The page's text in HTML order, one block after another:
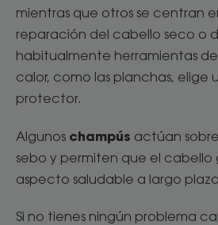
mientras que otros se centran
reparación del cabello seco o
habitualmente herramientas
calor, como las planchas, elige
protector.
Algunos champús actúan
sebo y permiten que el cabello
aspecto saludable a largo
Si no tienes ningún problema